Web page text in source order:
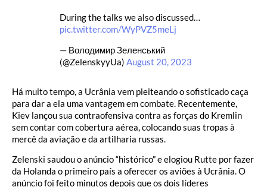
During the talks we also discussed…
pic.twitter.com/WyPVZ5meLj
— Володимир Зеленський
(@ZelenskyyUa) August 20, 2023
Há muito tempo, a Ucrânia vem pleiteando o sofisticado caça
para dar a ela uma vantagem em combate. Recentemente,
Kiev lançou sua contraofensiva contra as forças do Kremlin
sem contar com cobertura aérea, colocando suas tropas à
mercê da aviação e da artilharia russas.
Zelenski saudou o anúncio “histórico” e elogiou Rutte por fazer
da Holanda o primeiro país a oferecer os aviões à Ucrânia. O
anúncio foi feito minutos depois que os dois líderes